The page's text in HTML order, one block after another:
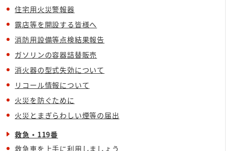
住宅用火災警報器
露店等を開設する皆様へ
消防用設備等点検結果報告
ガソリンの容器詰替販売
消火器の型式失効について
リコール情報について
火災を防ぐために
火災とまぎらわしい煙等の届出
救急・119番
救急車を上手に利用しましょう